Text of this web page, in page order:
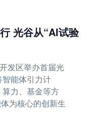
光谷从“AI试验
发区举办首届光
智能体引力计
力、基金等方
为核心的创新生